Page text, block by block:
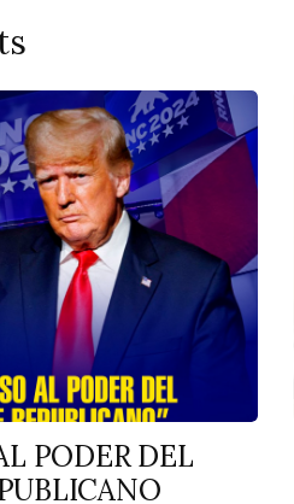
PODER DEL